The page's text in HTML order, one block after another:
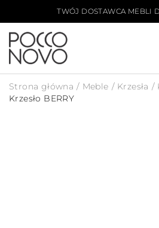
TWÓJ DOSTAWCA MEBLI
Strona główna / Meble / Krzesła /
Krzesło BERRY